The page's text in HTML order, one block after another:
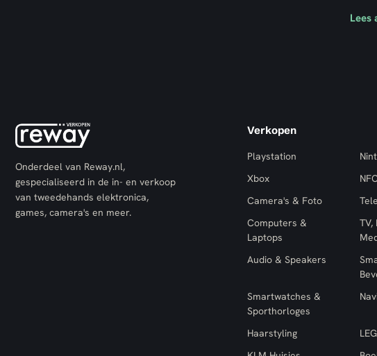
Lees
Onderdeel van Reway.nl,
gespecialiseerd in de in- en verkoop
van tweedehands elektronica,
games, camera's en meer.
Verkopen
Playstation
Xbox
Camera's & Foto
Computers &
Laptops
TV,
Audio & Speakers
Smartwatches &
Sporthorloges
Haarstyling